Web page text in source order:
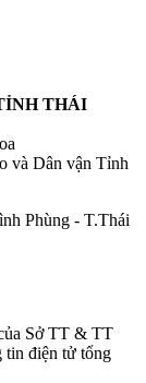
THÁI
và Dân vận Tỉnh
Phùng - T.Thái
Sở TT & TT
tin điện tử tổng